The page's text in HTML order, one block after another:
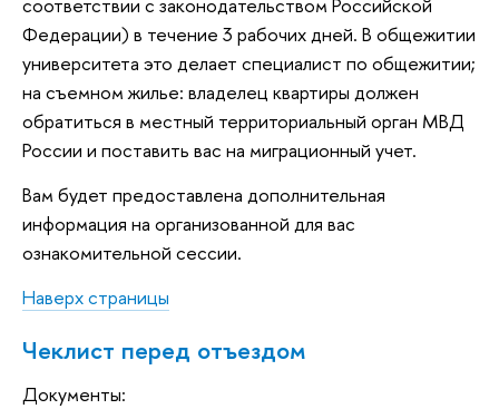
соответствии с законодательством Российской
Федерации) в течение 3 рабочих дней. В общежитии
университета это делает специалист по общежитии;
на съемном жилье: владелец квартиры должен
обратиться в местный территориальный орган МВД
России и поставить вас на миграционный учет.
Вам будет предоставлена дополнительная
информация на организованной для вас
ознакомительной сессии.
Наверх страницы
Чеклист перед отъездом
Документы: